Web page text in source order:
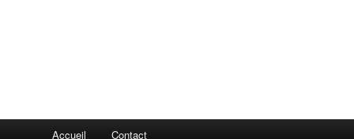
Accueil Contact